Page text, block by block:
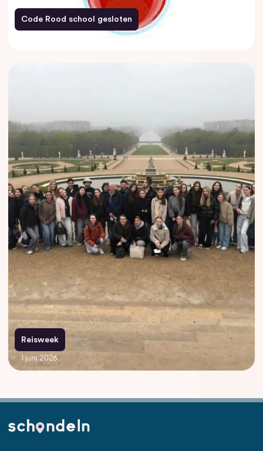
Code Rood school gesloten
Reisweek
1 juni 2026